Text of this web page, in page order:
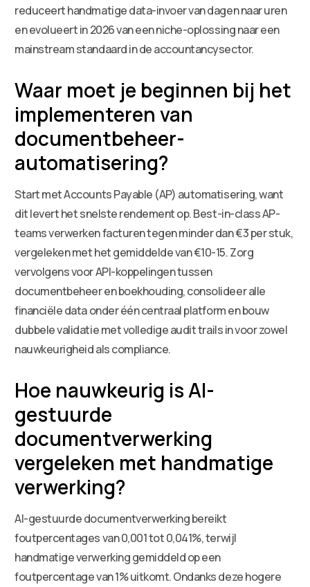
reduceert handmatige data-invoer van dagen naar uren
en evolueert in 2026 van een niche-oplossing naar een
mainstream standaard in de accountancysector.
Waar moet je beginnen bij het
implementeren van
documentbeheer-
automatisering?
Start met Accounts Payable (AP) automatisering, want
dit levert het snelste rendement op. Best-in-class AP-
teams verwerken facturen tegen minder dan €3 per stuk,
vergeleken met het gemiddelde van €10-15. Zorg
vervolgens voor API-koppelingen tussen
documentbeheer en boekhouding, consolideer alle
financiële data onder één centraal platform en bouw
dubbele validatie met volledige audit trails in voor zowel
nauwkeurigheid als compliance.
Hoe nauwkeurig is AI-
gestuurde
documentverwerking
vergeleken met handmatige
verwerking?
AI-gestuurde documentverwerking bereikt
foutpercentages van 0,001 tot 0,041%, terwijl
handmatige verwerking gemiddeld op een
foutpercentage van 1% uitkomt. Ondanks deze hogere